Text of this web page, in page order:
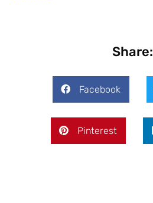
Share:
Facebook
Pinterest